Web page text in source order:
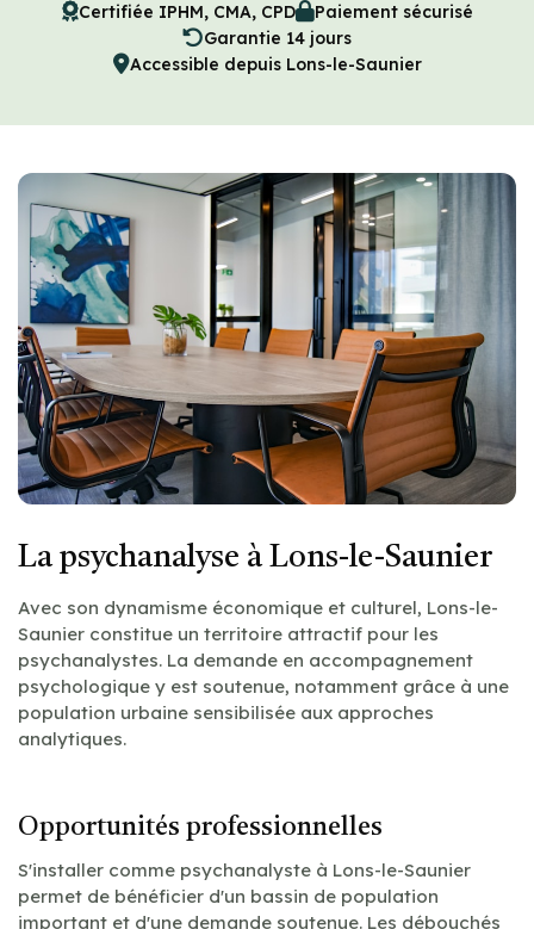
Certifiée IPHM, CMA, CPD
Paiement sécurisé
Garantie 14 jours
Accessible depuis Lons-le-Saunier
La psychanalyse à Lons-le-Saunier
Avec son dynamisme économique et culturel, Lons-le-
Saunier constitue un territoire attractif pour les
psychanalystes. La demande en accompagnement
psychologique y est soutenue, notamment grâce à une
population urbaine sensibilisée aux approches
analytiques.
Opportunités professionnelles
S'installer comme psychanalyste à Lons-le-Saunier
permet de bénéficier d'un bassin de population
important et d'une demande soutenue. Les débouchés